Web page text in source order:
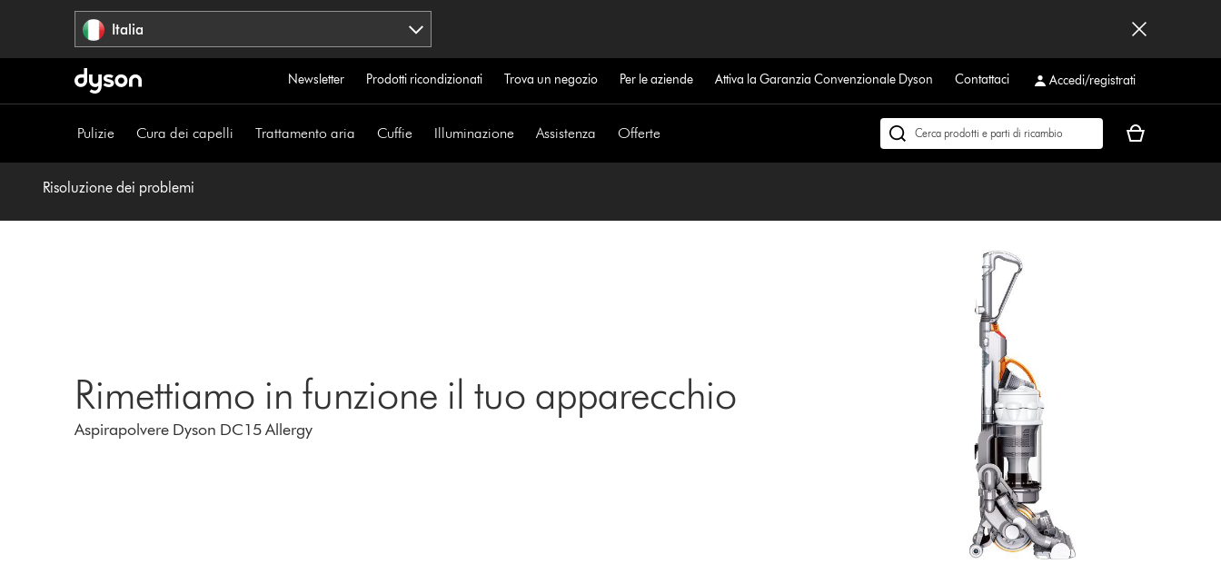
Italia
Newsletter Prodotti ricondizionati Trova un negozio Per le aziende Attiva la Garanzia Convenzionale Dyson Contattaci Accedi/registrati
Pulizie Cura dei capelli Trattamento aria Cuffie Illuminazione Assistenza Offerte
Cerca
Il
Risoluzione dei problemi
Rimettiamo in funzione il tuo apparecchio
Aspirapolvere Dyson DC15 Allergy